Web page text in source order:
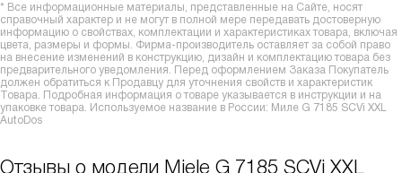
* Все информационные материалы, представленные на Сайте, носят
справочный характер и не могут в полной мере передавать достоверную
информацию о свойствах, комплектации и характеристиках товара, включая
цвета, размеры и формы. Фирма-производитель оставляет за собой право
на внесение изменений в конструкцию, дизайн и комплектацию товара без
предварительного уведомления. Перед оформлением Заказа Покупатель
должен обратиться к Продавцу для уточнения свойств и характеристик
Товара. Подробная информация о товаре указывается в инструкции и на
упаковке товара. Используемое название в России: Миле G 7185 SCVi XXL
AutoDos
Отзывы о модели Miele G 7185 SCVi XXL